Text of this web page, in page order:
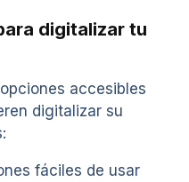
digitalizar tu
accesibles
digitalizar su
fáciles de usar